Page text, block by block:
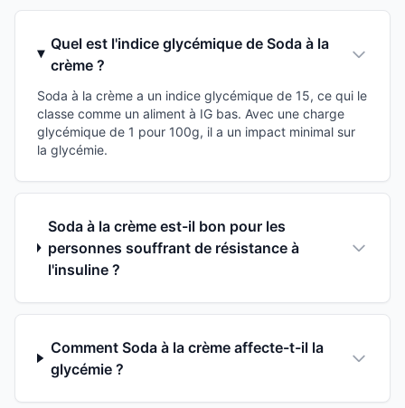
Quel est l'indice glycémique de Soda à la
crème ?
Soda à la crème a un indice glycémique de 15, ce qui le
classe comme un aliment à IG bas. Avec une charge
glycémique de 1 pour 100g, il a un impact minimal sur
la glycémie.
Soda à la crème est-il bon pour les
personnes souffrant de résistance à
l'insuline ?
Comment Soda à la crème affecte-t-il la
glycémie ?